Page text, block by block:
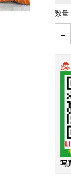
数量
-
写